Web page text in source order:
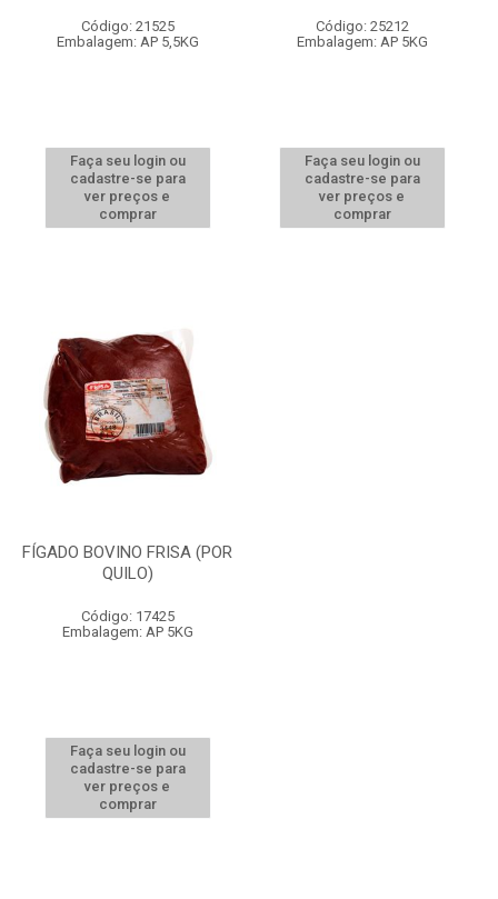
Código: 21525
Embalagem: AP 5,5KG
Faça seu login ou
cadastre-se para
ver preços e
comprar
Código: 25212
Embalagem: AP 5KG
Faça seu login ou
cadastre-se para
ver preços e
comprar
FÍGADO BOVINO FRISA (POR
QUILO)
Código: 17425
Embalagem: AP 5KG
Faça seu login ou
cadastre-se para
ver preços e
comprar